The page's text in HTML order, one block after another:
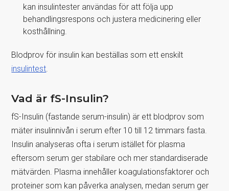
kan insulintester användas för att följa upp
behandlingsrespons och justera medicinering eller
kosthållning.
Blodprov för insulin kan beställas som ett enskilt
insulintest
Vad är fS-Insulin?
fS-Insulin (fastande serum-insulin) är ett blodprov som
mäter insulinnivån i serum efter 10 till 12 timmars fasta.
Insulin analyseras ofta i serum istället för plasma
eftersom serum ger stabilare och mer standardiserade
mätvärden. Plasma innehåller koagulationsfaktorer och
proteiner som kan påverka analysen, medan serum ger